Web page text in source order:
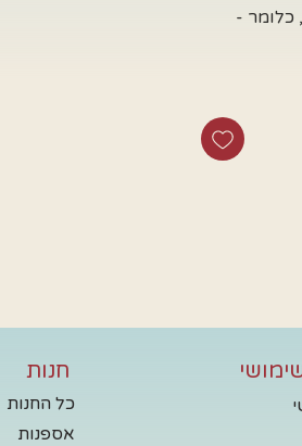
יוצר ב- Republic of China, כלומר -
חנות
כל החנות
אספנות